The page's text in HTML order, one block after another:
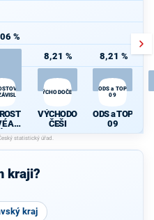
%
A
Í
8,21 %
VÝCHODOČEŠI
VÝCHODO
ČEŠI
8,21 %
ODS a TOP
09
ODS a TOP
09
kraji?
kraj